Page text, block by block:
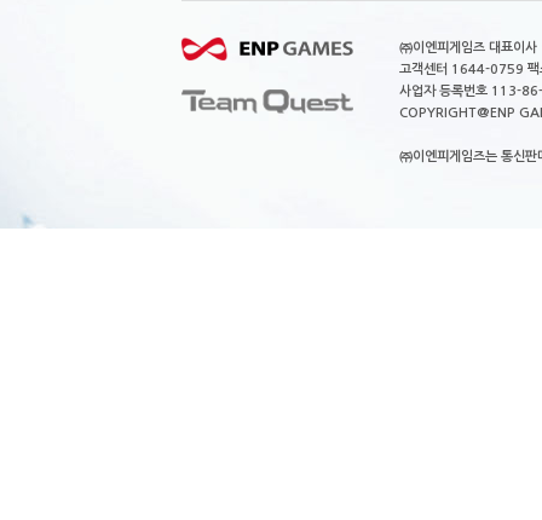
㈜이엔피게임즈 대표이
고객센터 1644-0759
사업자 등록번호 113-
COPYRIGHT@ENP
㈜이엔피게임즈는 통신판